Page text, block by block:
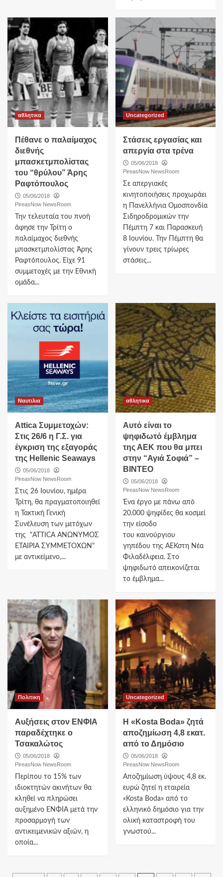
αθλητικα
Πέθανε ο παλαίμαχος
διεθνής
μπασκετμπολίστας
του “θρύλου” Άρης
Ραφτόπουλος
05/06/2018
PireasNow NewsRoom
Την τελευταία του πνοή
άφησε την Τρίτη ο
παλαίμαχος διεθνής
μπασκετμπολίστας Άρης
Ραφτόπουλος. Είχε 91
συμμετοχές με την Εθνική
ομάδα...
Uncategorized
Στάσεις εργασίας και
απεργία στα τρένα
05/06/2018
PireasNow NewsRoom
Σε απεργιακές
κινητοποιήσεις προχωράει
η Πανελλήνια Ομοσπονδία
Σιδηροδρομικών την
Πέμπτη 7 και Παρασκευή
8 Ιουνίου. Την Πέμπτη θα
γίνουν τρεις τρίωρες
στάσεις...
Ναυτιλια
Attica Συμμετοχών:
Στις 26/6 η Γ.Σ. για
έγκριση της εξαγοράς
της Hellenic Seaways
05/06/2018
PireasNow NewsRoom
Στις 26 Ιουνίου, ημέρα
Τρίτη, θα πραγματοποιηθεί
η Τακτική Γενική
Συνέλευση των μετόχων
της "ATTICA ΑΝΩΝΥΜΟΣ
ΕΤΑΙΡΙΑ ΣΥΜΜΕΤΟΧΩΝ"
με αντικείμενο,...
αθλητικα
Αυτό είναι το
ψηφιδωτό έμβλημα
της ΑΕΚ που θα μπει
στην “Αγιά Σοφιά” –
ΒΙΝΤΕΟ
05/06/2018
PireasNow NewsRoom
Ένα έργο με πάνω από
20.000 ψηφίδες θα κοσμεί
την είσοδο
του καινούργιου
γηπέδου της ΑΕΚστη Νέα
Φιλαδέλφεια. Στο
ψηφιδωτό απεικονίζεται
το έμβλημα...
Πολιτικη
Αυξήσεις στον ΕΝΦΙΑ
παραδέχτηκε ο
Τσακαλώτος
05/06/2018
PireasNow NewsRoom
Περίπου το 15% των
ιδιοκτητών ακινήτων θα
κληθεί να πληρώσει
αυξημένο ΕΝΦΙΑ μετά την
προσαρμογή των
αντικειμενικών αξιών, η
οποία...
Uncategorized
Η «Kosta Boda» ζητά
αποζημίωση 4,8 εκατ.
από το Δημόσιο
05/06/2018
PireasNow NewsRoom
Αποζημίωση ύψους 4,8 εκ.
ευρώ ζητεί η εταιρεία
«Kosta Boda» από το
ελληνικό δημόσιο για την
ολική καταστροφή του
γνωστού...